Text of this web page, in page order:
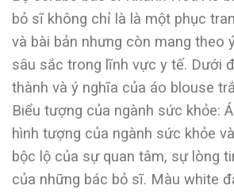
bỏ sĩ không chỉ là là một phục
và bài bản nhưng còn mang theo
sâu sắc trong lĩnh vực y tế. Dưới
thành và ý nghĩa của áo blouse
Biểu tượng của ngành sức khỏe:
hình tượng của ngành sức khỏe
bộc lộ của sự quan tâm, sự lòng
của những bác bỏ sĩ. Màu white